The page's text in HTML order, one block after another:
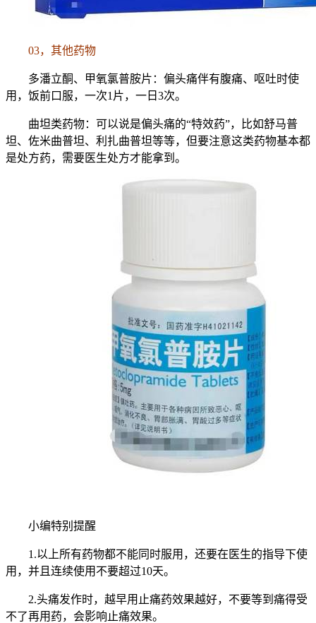
03，其他药物
多潘立酮、甲氧氯普胺片：偏头痛伴有腹痛、呕吐时使
用，饭前口服，一次1片，一日3次。
曲坦类药物：可以说是偏头痛的“特效药”，比如舒马普
坦、佐米曲普坦、利扎曲普坦等等，但要注意这类药物基本都
是处方药，需要医生处方才能拿到。
小编特别提醒
1.以上所有药物都不能同时服用，还要在医生的指导下使
用，并且连续使用不要超过10天。
2.头痛发作时，越早用止痛药效果越好，不要等到痛得受
不了再用药，会影响止痛效果。